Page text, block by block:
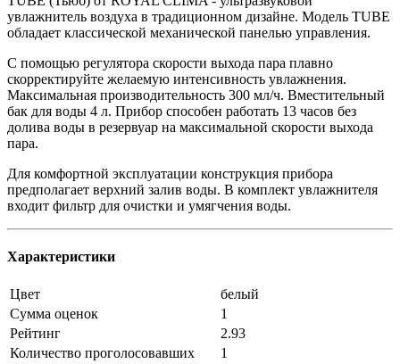
увлажнитель воздуха в традиционном дизайне. Модель TUBE
обладает классической механической панелью управления.
С помощью регулятора скорости выхода пара плавно
скорректируйте желаемую интенсивность увлажнения.
Максимальная производительность 300 мл/ч. Вместительный
бак для воды 4 л. Прибор способен работать 13 часов без
долива воды в резервуар на максимальной скорости выхода
пара.
Для комфортной эксплуатации конструкция прибора
предполагает верхний залив воды. В комплект увлажнителя
входит фильтр для очистки и умягчения воды.
Характеристики
Цвет
белый
Сумма оценок
1
Рейтинг
2.93
Количество проголосовавших
1